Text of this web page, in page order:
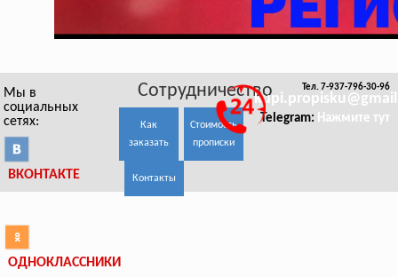
Мы в
социальных
сетях:
ВКОНТАКТЕ
ОДНОКЛАССНИКИ
Сотрудничество
Как
заказать
Стоимость
прописки
Контакты
Тел. 7-937-796-30-96
Telegram: Нажмите тут